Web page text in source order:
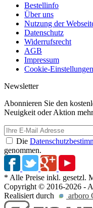
Bestellinfo
Über uns
Nutzung der
Datenschutz
Widerrufsrecht
AGB
Impressum
Cookie-Einstellungen
Newsletter
Abonnieren Sie den
Neuigkeit oder Aktion
Die
genommen.
* Alle Preise inkl. gesetzl.
Copyright © 2016-2026 -
Realisiert durch
arboro